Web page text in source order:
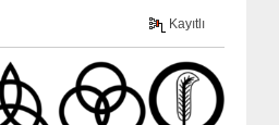
Kayıtlı